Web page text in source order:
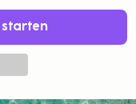
starten